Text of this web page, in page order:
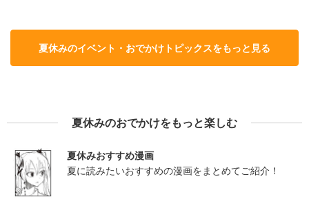
夏休みのイベント・おでかけトピックスをもっと見る
夏休みのおでかけをもっと楽しむ
夏休みおすすめ漫画
夏に読みたいおすすめの漫画をまとめてご紹介！